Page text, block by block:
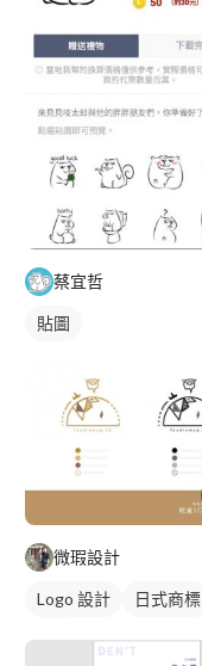
蔡宜哲
貼圖
微瑕設計
Logo 設計
日式商標